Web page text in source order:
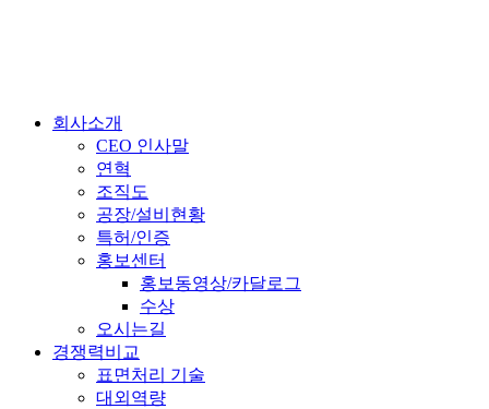
회사소개
CEO 인사말
연혁
조직도
공장/설비현황
특허/인증
홍보센터
홍보동영상/카달로그
수상
오시는길
경쟁력비교
표면처리 기술
대외역량